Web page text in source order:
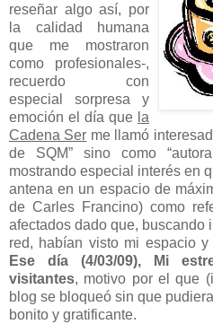
reseñar algo así, por
la calidad humana
que me mostraron
como profesionales-,
recuerdo con
especial sorpresa y
emoción el día que la
Cadena Ser me llamó
de SQM” sino como
mostrando especial interés en
antena en un espacio de
de Carles Francino) como
afectados dado que, buscando
red, habían visto mi espacio y
Ese día (4/03/09), Mi
visitantes, motivo por el que
blog se bloqueó sin que
bonito y gratificante.